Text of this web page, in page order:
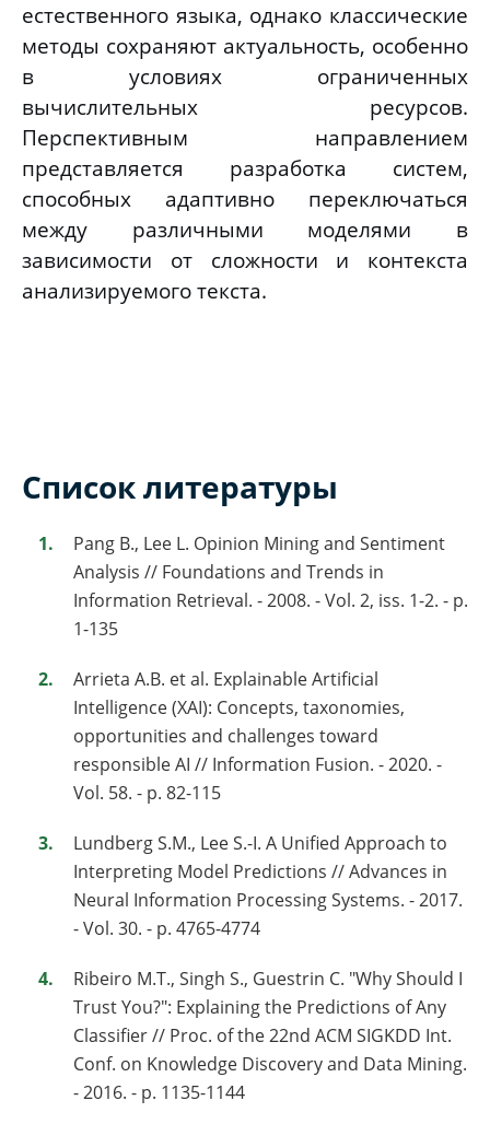
естественного языка, однако классические
методы сохраняют актуальность, особенно
в условиях ограниченных
вычислительных ресурсов.
Перспективным направлением
представляется разработка систем,
способных адаптивно переключаться
между различными моделями в
зависимости от сложности и контекста
анализируемого текста.
Список литературы
Pang B., Lee L. Opinion Mining and Sentiment
Analysis // Foundations and Trends in
Information Retrieval. - 2008. - Vol. 2, iss. 1-2. - p.
1-135
Arrieta A.B. et al. Explainable Artificial
Intelligence (XAI): Concepts, taxonomies,
opportunities and challenges toward
responsible AI // Information Fusion. - 2020. -
Vol. 58. - p. 82-115
Lundberg S.M., Lee S.-I. A Unified Approach to
Interpreting Model Predictions // Advances in
Neural Information Processing Systems. - 2017.
- Vol. 30. - p. 4765-4774
Ribeiro M.T., Singh S., Guestrin C. "Why Should I
Trust You?": Explaining the Predictions of Any
Classifier // Proc. of the 22nd ACM SIGKDD Int.
Conf. on Knowledge Discovery and Data Mining.
- 2016. - p. 1135-1144